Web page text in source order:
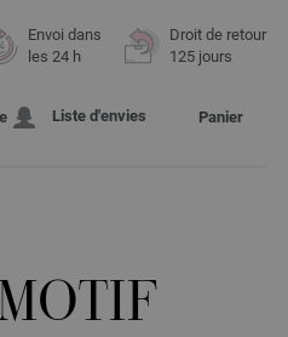
Envoi dans
les 24 h
Droit de retour
125 jours
Liste d'envies Panier